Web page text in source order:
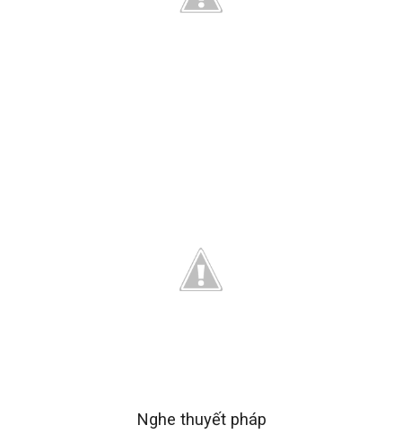
Nghe thuyết pháp